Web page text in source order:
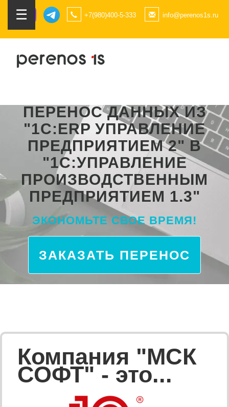
☰ +7(980)400-5-333 info@perenos1s.ru
ПЕРЕНОС ДАННЫХ ИЗ
"1С:ERP УПРАВЛЕНИЕ
ПРЕДПРИЯТИЕМ 2" В
"1С:УПРАВЛЕНИЕ
ПРОИЗВОДСТВЕННЫМ
ПРЕДПРИЯТИЕМ 1.3"
ЭКОНОМЬТЕ СВОЕ ВРЕМЯ!
ЗАКАЗАТЬ ПЕРЕНОС
Компания "МСК
СОФТ" - это...